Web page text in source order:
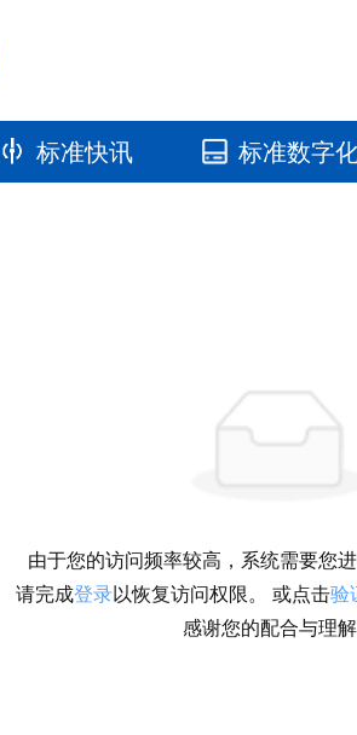
标准快讯 标准数字
由于您的访问频率较高，系统需要您
请完成登录以恢复访问权限。 或点击验
感谢您的配合与理解